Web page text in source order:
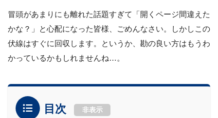
冒頭があまりにも離れた話題すぎて「開くページ間違えた
かな？」と心配になった皆様、ごめんなさい。しかしこの
伏線はすぐに回収します。というか、勘の良い方はもうわ
かっているかもしれませんね…。
目次 非表示